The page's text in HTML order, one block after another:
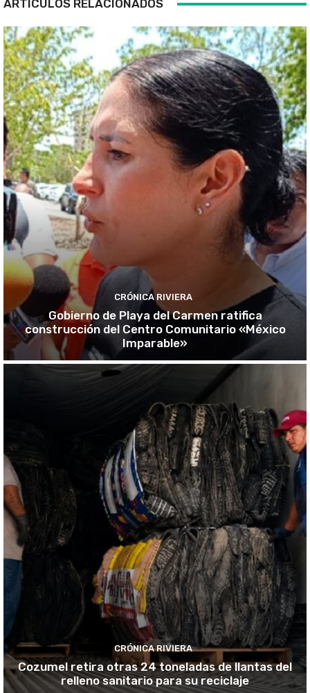
ARTÍCULOS RELACIONADOS
CRÓNICA RIVIERA
Gobierno de Playa del Carmen ratifica
construcción del Centro Comunitario «México
Imparable»
CRÓNICA RIVIERA
Cozumel retira otras 24 toneladas de llantas del
relleno sanitario para su reciclaje